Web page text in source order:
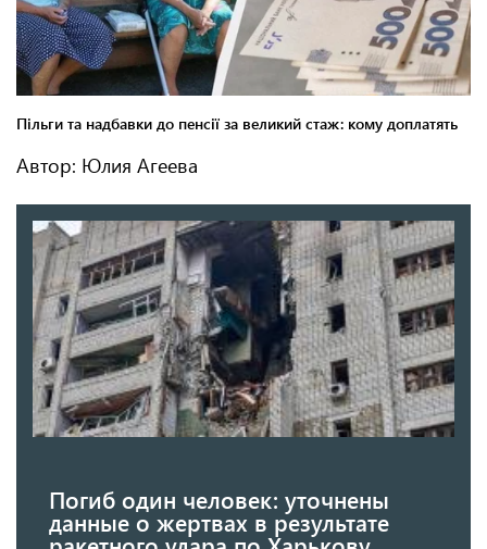
Автор: Юлия Агеева
Погиб один человек: уточнены
данные о жертвах в результате